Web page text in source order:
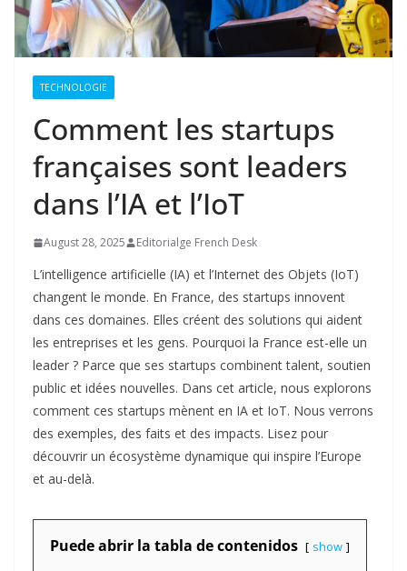
TECHNOLOGIE
Comment les startups
françaises sont leaders
dans l’IA et l’IoT
August 28, 2025 Editorialge French Desk
L’intelligence artificielle (IA) et l’Internet des Objets (IoT)
changent le monde. En France, des startups innovent
dans ces domaines. Elles créent des solutions qui aident
les entreprises et les gens. Pourquoi la France est-elle un
leader ? Parce que ses startups combinent talent, soutien
public et idées nouvelles. Dans cet article, nous explorons
comment ces startups mènent en IA et IoT. Nous verrons
des exemples, des faits et des impacts. Lisez pour
découvrir un écosystème dynamique qui inspire l’Europe
et au-delà.
Puede abrir la tabla de contenidos show